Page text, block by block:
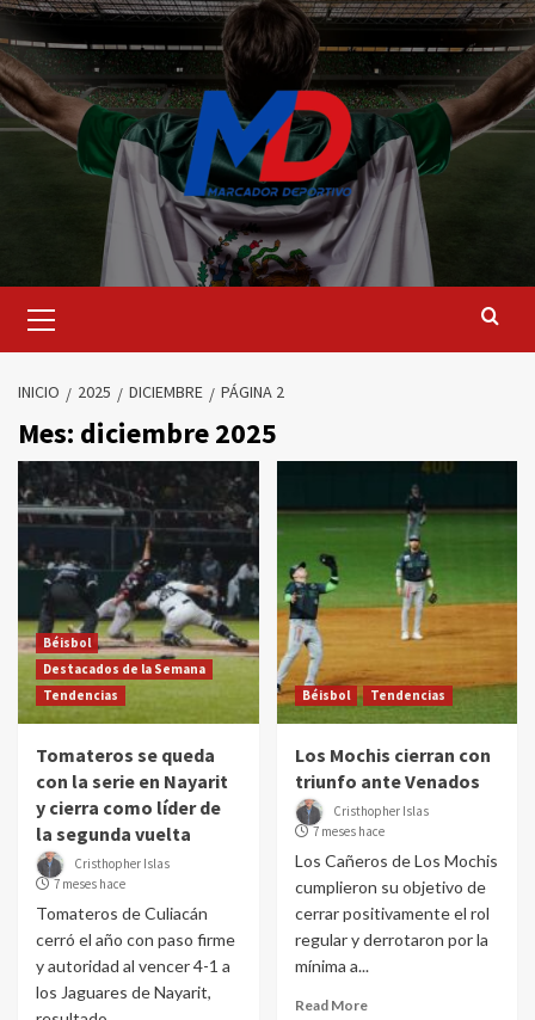
Saltar
al
contenido
principal
INICIO 2025 DICIEMBRE PÁGINA 2
Mes: diciembre 2025
Béisbol
Destacados de la Semana
Tendencias
Tomateros se queda
con la serie en Nayarit
y cierra como líder de
la segunda vuelta
Cristhopher Islas
7 meses hace
Tomateros de Culiacán
cerró el año con paso firme
y autoridad al vencer 4-1 a
los Jaguares de Nayarit,
Béisbol Tendencias
Los Mochis cierran con
triunfo ante Venados
Cristhopher Islas
7 meses hace
Los Cañeros de Los Mochis
cumplieron su objetivo de
cerrar positivamente el rol
regular y derrotaron por la
mínima a...
Read More